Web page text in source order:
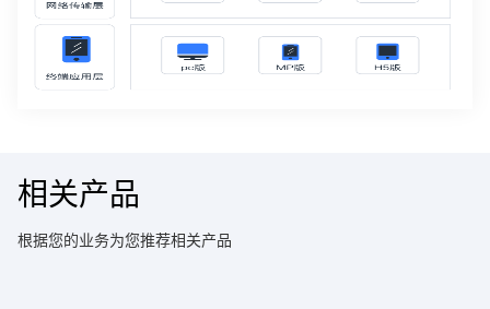
相关产品
根据您的业务为您推荐相关产品